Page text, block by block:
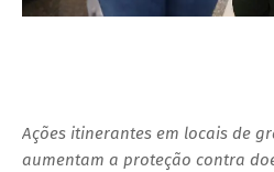
Ações itinerantes em locais de
aumentam a proteção contra